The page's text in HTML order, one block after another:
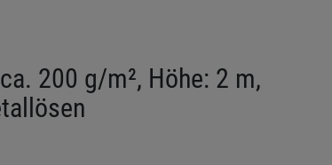
200 g/m², Höhe: 2 m,